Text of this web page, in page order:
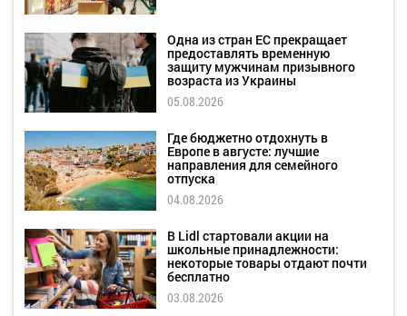
Одна из стран ЕС прекращает
предоставлять временную
защиту мужчинам призывного
возраста из Украины
05.08.2026
Где бюджетно отдохнуть в
Европе в августе: лучшие
направления для семейного
отпуска
04.08.2026
В Lidl стартовали акции на
школьные принадлежности:
некоторые товары отдают почти
бесплатно
03.08.2026